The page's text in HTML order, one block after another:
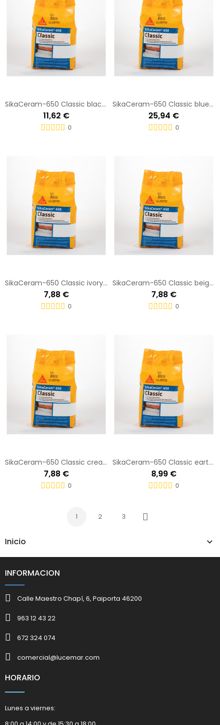
Inicio
SikaCeram-650 Classic black 5 KG Saco
11,62 €
0
SikaCeram-650 Classic blue 5 KG Saco
25,94 €
0
SikaCeram-650 Classic ivory 5 KG Saco
7,88 €
0
SikaCeram-650 Classic beige 5 KG Saco
7,88 €
0
SikaCeram-650 Classic cream 5 KG Saco
7,88 €
0
SikaCeram-650 Classic earth 5 KG Saco
8,99 €
0
1 2 3
Siguiente
INFORMACION
Calle Maestro Chapí, 6, Paiporta 46200
963 12 43 22
672 324 074
comercial@lucemar.com
HORARIO
Lunes a viernes: